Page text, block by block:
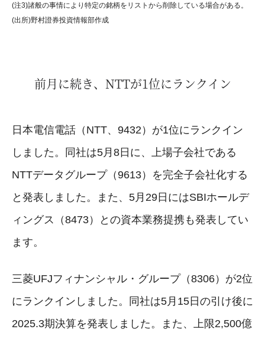
(注3)諸般の事情により特定の銘柄をリストから削除している場合がある。
(出所)野村證券投資情報部作成
前月に続き、NTTが1位にランクイン
日本電信電話（NTT、9432）が1位にランクイン
しました。同社は5月8日に、上場子会社である
NTTデータグループ（9613）を完全子会社化する
と発表しました。また、5月29日にはSBIホールデ
ィングス（8473）との資本業務提携も発表してい
ます。
三菱UFJフィナンシャル・グループ（8306）が2位
にランクインしました。同社は5月15日の引け後に
2025.3期決算を発表しました。また、上限2,500億